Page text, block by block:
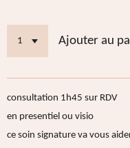
Ajouter au
consultation 1h45 sur RDV
en presentiel ou visio
ce soin signature va vous